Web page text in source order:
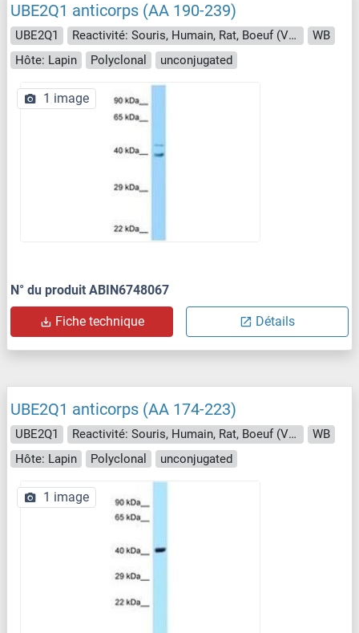
UBE2Q1 anticorps (AA 190-239)
UBE2Q1 Reactivité: Souris, Humain, Rat, Boeuf (Vache), Chien, Cheval, Lapin, Cobaye, Porc, Poisson zèbre (Danio rerio), Roussette (Chauve-souris), Singe
WB
Hôte: Lapin
Polyclonal unconjugated
1 image
N° du produit ABIN6748067
Fiche technique Détails
UBE2Q1 anticorps (AA 174-223)
UBE2Q1 Reactivité: Souris, Humain, Rat, Boeuf (Vache), Chien, Cheval, Lapin, Porc, Roussette (Chauve-souris), Singe
WB
Hôte: Lapin
Polyclonal unconjugated
1 image